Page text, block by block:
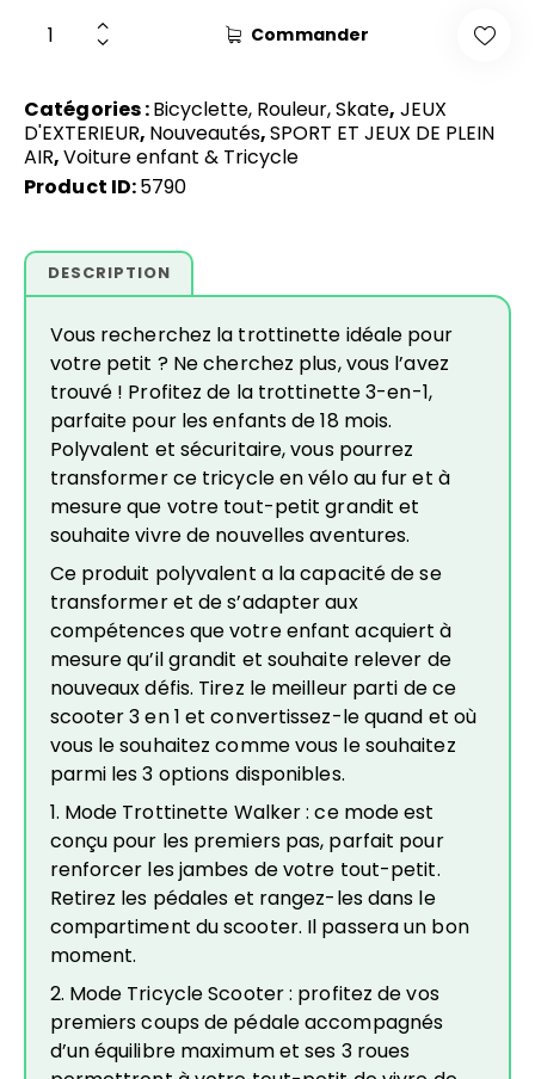
Commander
Catégories :Bicyclette, Rouleur, Skate, JEUX
D'EXTERIEUR, Nouveautés,SPORT ET JEUX DE PLEIN
AIR,Voiture enfant & Tricycle
Product ID:5790
DESCRIPTION
Vous recherchez la trottinette idéale pour
votre petit ? Ne cherchez plus, vous l’avez
trouvé ! Profitez de la trottinette 3-en-1,
parfaite pour les enfants de 18 mois.
Polyvalent et sécuritaire, vous pourrez
transformer ce tricycle en vélo au fur et à
mesure que votre tout-petit grandit et
souhaite vivre de nouvelles aventures.
Ce produit polyvalent a la capacité de se
transformer et de s’adapter aux
compétences que votre enfant acquiert à
mesure qu’il grandit et souhaite relever de
nouveaux défis. Tirez le meilleur parti de ce
scooter 3 en 1 et convertissez-le quand et où
vous le souhaitez comme vous le souhaitez
parmi les 3 options disponibles.
1. Mode Trottinette Walker : ce mode est
conçu pour les premiers pas, parfait pour
renforcer les jambes de votre tout-petit.
Retirez les pédales et rangez-les dans le
compartiment du scooter. Il passera un bon
moment.
2. Mode Tricycle Scooter : profitez de vos
premiers coups de pédale accompagnés
d’un équilibre maximum et ses 3 roues